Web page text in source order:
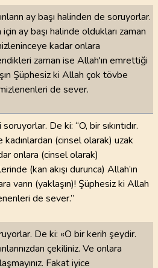
ay başı halinden de soruyorlar.
ay başı halinde oldukları zaman
kadar onlara
zaman ise Allah'ın emrettiği
Şüphesiz ki Allah çok tövbe
de sever.
De ki: “O, bir sıkıntıdır.
(cinsel olarak) uzak
onlara (cinsel olarak)
(kan akışı durunca) Allah’ın
varın (yaklaşın)! Şüphesiz ki Allah
de sever.”
De ki: «O bir kerih şeydir.
çekiliniz. Ve onlara
Fakat iyice